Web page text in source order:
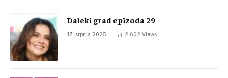
Daleki grad epizoda 29
17. srpnja 2025. 2.602 Views